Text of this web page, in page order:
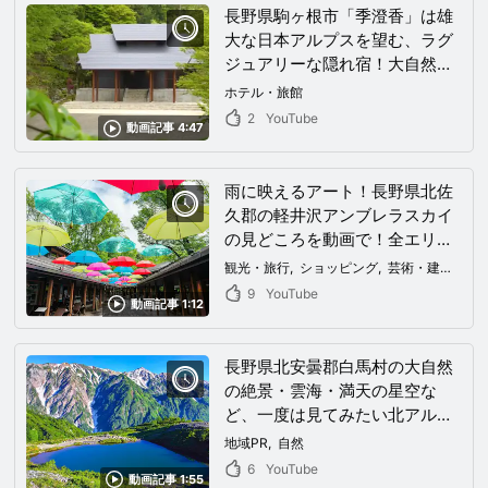
動画記事 4:47
長野県駒ヶ根市「季澄香」は雄
大な日本アルプスを望む、ラグ
ジュアリーな隠れ宿！大自然の
中で非日常な高級リゾート気分
を味わいたいならこのホテルへ
ホテル・旅館
2
YouTube
動画記事 1:12
雨に映えるアート！長野県北佐
久郡の軽井沢アンブレラスカイ
の見どころを動画で！全エリア
がインスタを賑わすハルニレテ
ラスの楽しみ方もご紹介
観光・旅行 ショッピング
芸術・建築物
9
YouTube
動画記事 1:55
長野県北安曇郡白馬村の大自然
の絶景・雲海・満天の星空な
ど、一度は見てみたい北アルプ
ス白馬連峰登山を動画で！
地域PR
自然
6
YouTube